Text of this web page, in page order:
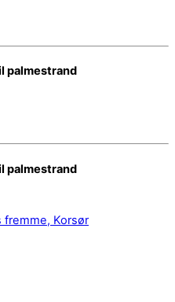
palmestrand
palmestrand
fremme, Korsør